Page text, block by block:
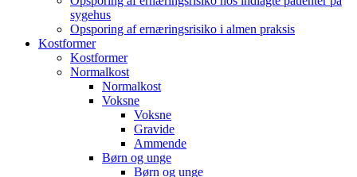
sygehus
Opsporing af ernæringsrisiko i almen praksis
Kostformer
Kostformer
Normalkost
Normalkost
Voksne
Voksne
Gravide
Ammende
Børn og unge
Børn og unge